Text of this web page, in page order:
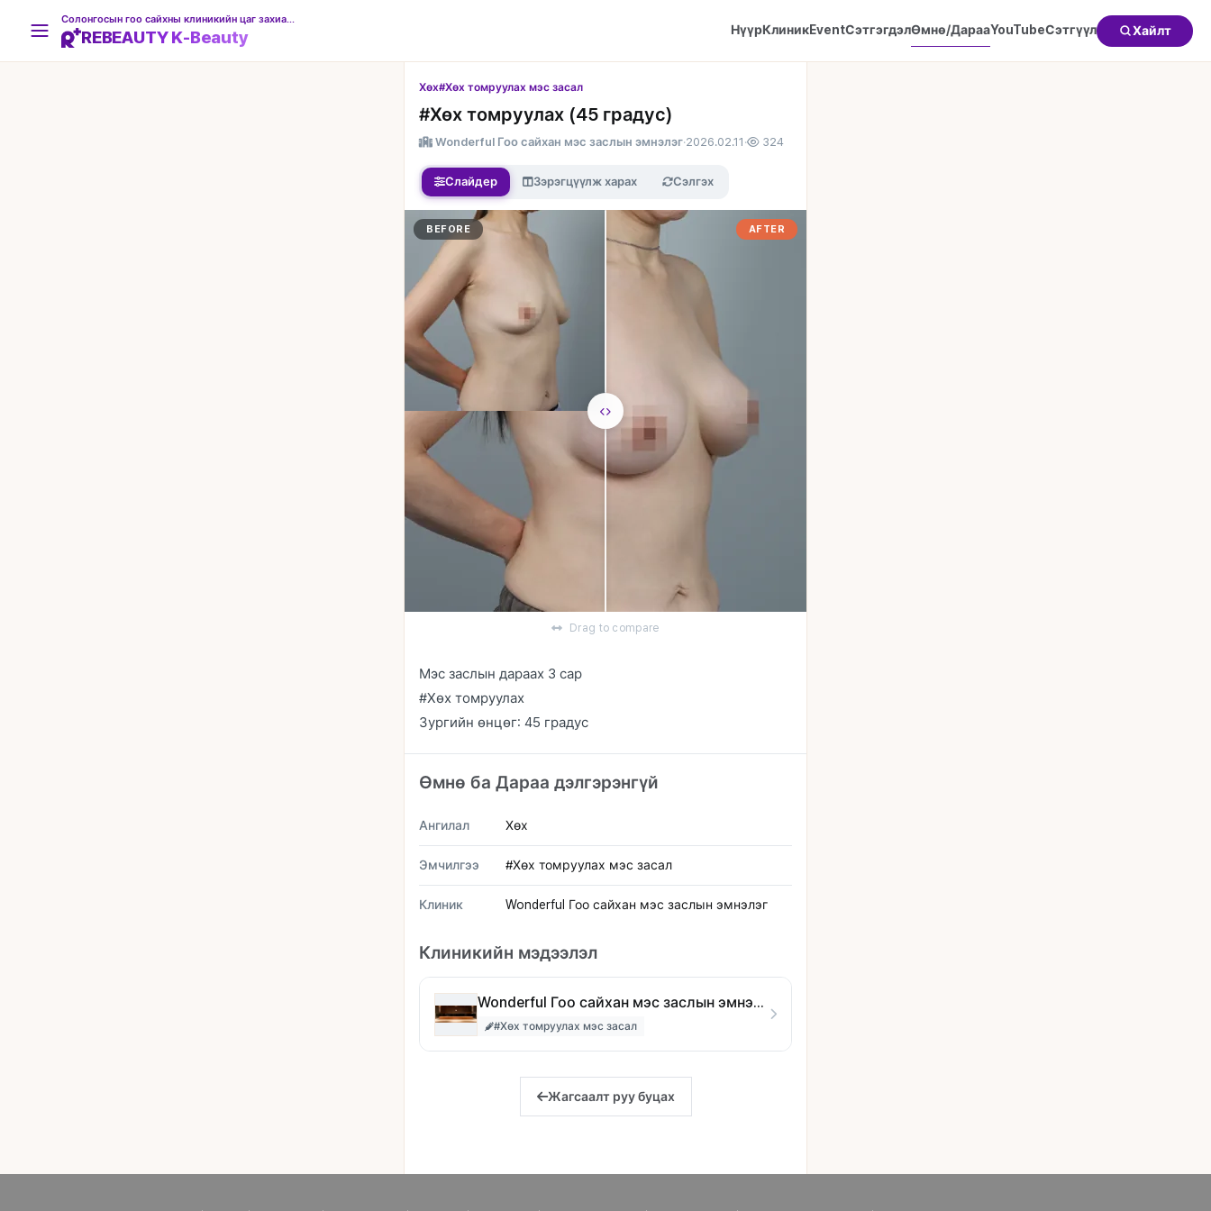
REBEAUTY K-Beauty НүүрКлиникEventСэтгэгдэлӨмнө/ДарааYouTubeСэтгүүл Хайлт
Хөх#Хөх томруулах мэс засал
#Хөх томруулах (45 градус)
Wonderful Гоо сайхан мэс заслын эмнэлэг·2026.02.11 · 324
Слайдер Зэрэгцүүлж харах Сэлгэх
AFTER
BEFORE
Drag to compare
Мэс заслын дараах 3 сар
#Хөх томруулах
Зургийн өнцөг: 45 градус
Өмнө ба Дараа дэлгэрэнгүй
Ангилал Хөх
Эмчилгээ #Хөх томруулах мэс засал
Клиник Wonderful Гоо сайхан мэс заслын эмнэлэг
Клиникийн мэдээлэл
Wonderful Гоо сайхан мэс заслын эмнэлэг
#Хөх томруулах мэс засал
Жагсаалт руу буцах